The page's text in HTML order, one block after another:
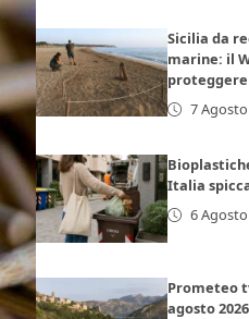
Sicilia da
marine: il
7
Italia
6
Prometeo
agosto 2026